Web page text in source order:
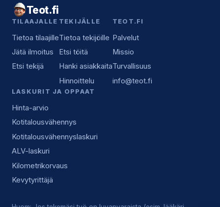
Teot.fi
TILAAJALLE
Tietoa tilaajille
Jätä ilmoitus
Etsi tekijä
TEKIJÄLLE
Tietoa tekijöille
Etsi töitä
Hanki asiakkaita
Hinnoittelu
TEOT.FI
Palvelut
Missio
Turvallisuus
info@teot.fi
LASKURIT JA OPPAAT
Hinta-arvio
Kotitalousvähennys
Kotitalousvähennyslaskuri
ALV-laskuri
Kilometrikorvaus
Kevytyrittäjä